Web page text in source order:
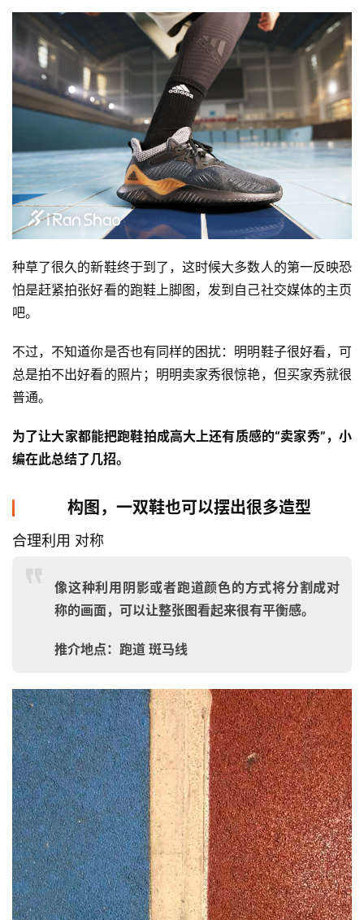
种草了很久的新鞋终于到了，这时候大多数人的第一反映恐
怕是赶紧拍张好看的跑鞋上脚图，发到自己社交媒体的主页
吧。
不过，不知道你是否也有同样的困扰：明明鞋子很好看，可
总是拍不出好看的照片；明明卖家秀很惊艳，但买家秀就很
普通。
为了让大家都能把跑鞋拍成高大上还有质感的“卖家秀”，小
编在此总结了几招。
构图，一双鞋也可以摆出很多造型
合理利用 对称
像这种利用阴影或者跑道颜色的方式将分割成对
称的画面，可以让整张图看起来很有平衡感。
推介地点：跑道 斑马线